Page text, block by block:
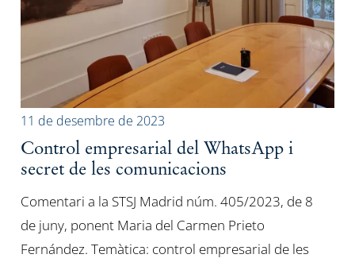
11 de desembre de 2023
Control empresarial del WhatsApp i
secret de les comunicacions
Comentari a la STSJ Madrid núm. 405/2023, de 8
de juny, ponent Maria del Carmen Prieto
Fernández. Temàtica: control empresarial de les